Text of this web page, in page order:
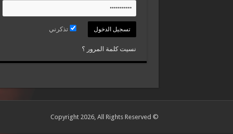
تذكرني
نسيت كلمة المرور ؟
© Copyright 2026, All Rights Reserved